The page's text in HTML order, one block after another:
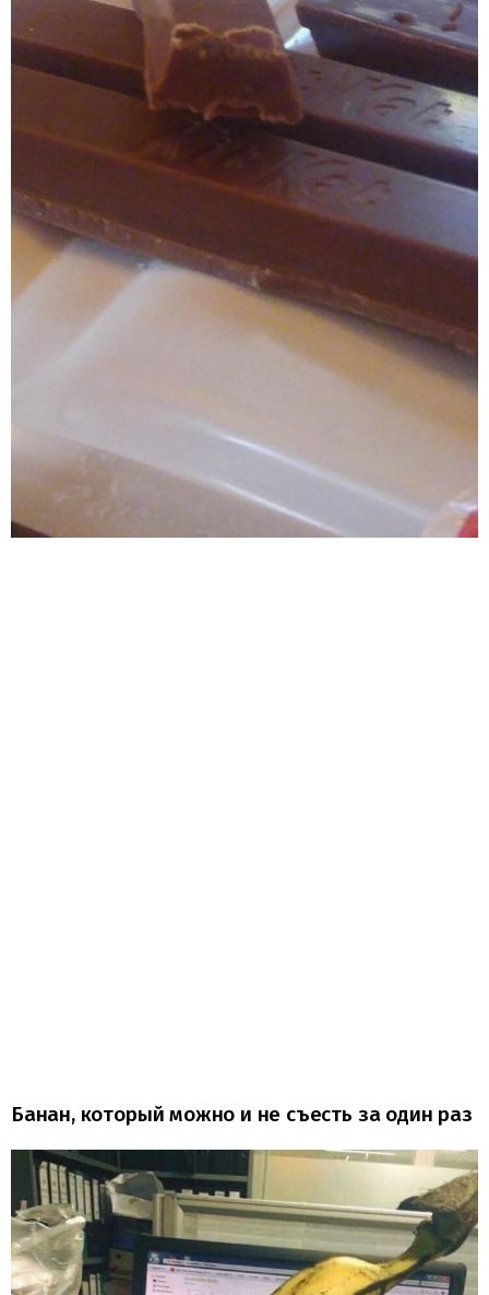
Банан, который можно и не съесть за один раз